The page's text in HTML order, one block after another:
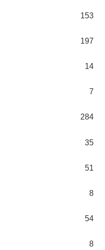
153
197
14
7
284
35
51
8
54
8